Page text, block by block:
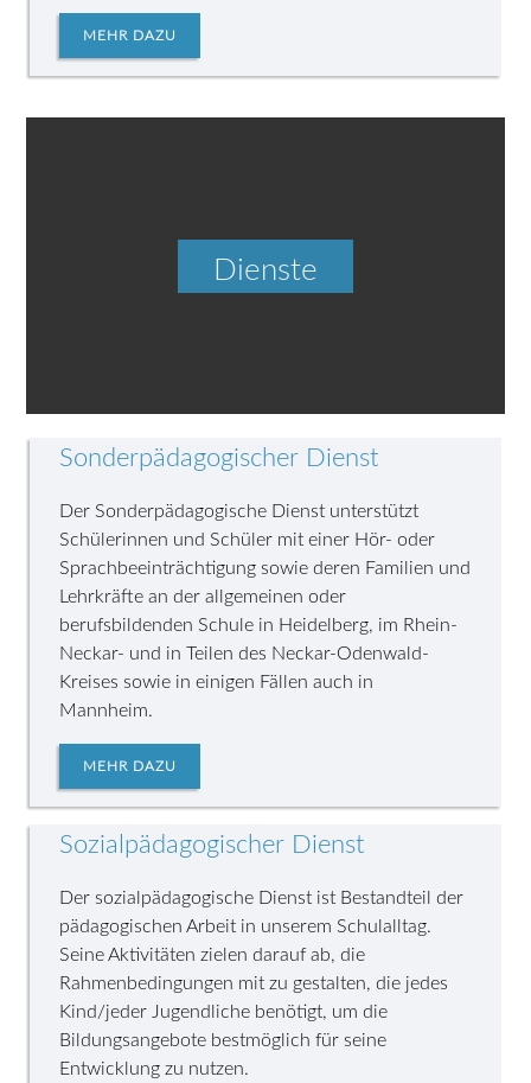
MEHR DAZU
Dienste
Sonderpädagogischer Dienst
Der Sonderpädagogische Dienst unterstützt
Schülerinnen und Schüler mit einer Hör- oder
Sprachbeeinträchtigung sowie deren Familien und
Lehrkräfte an der allgemeinen oder
berufsbildenden Schule in Heidelberg, im Rhein-
Neckar- und in Teilen des Neckar-Odenwald-
Kreises sowie in einigen Fällen auch in
Mannheim.
MEHR DAZU
Sozialpädagogischer Dienst
Der sozialpädagogische Dienst ist Bestandteil der
pädagogischen Arbeit in unserem Schulalltag.
Seine Aktivitäten zielen darauf ab, die
Rahmenbedingungen mit zu gestalten, die jedes
Kind/jeder Jugendliche benötigt, um die
Bildungsangebote bestmöglich für seine
Entwicklung zu nutzen.